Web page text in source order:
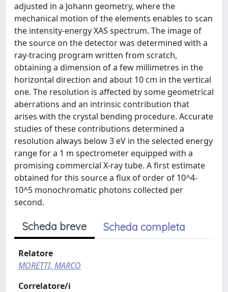
adjusted in a Johann geometry, where the
mechanical motion of the elements enables to scan
the intensity-energy XAS spectrum. The image of
the source on the detector was determined with a
ray-tracing program written from scratch,
obtaining a dimension of a few millimetres in the
horizontal direction and about 10 cm in the vertical
one. The resolution is affected by some geometrical
aberrations and an intrinsic contribution that
arises with the crystal bending procedure. Accurate
studies of these contributions determined a
resolution always below 3 eV in the selected energy
range for a 1 m spectrometer equipped with a
promising commercial X-ray tube. A first estimate
obtained for this source a flux of order of 10^4-
10^5 monochromatic photons collected per
second.
Scheda breve Scheda completa
Relatore
MORETTI, MARCO
Correlatore/i